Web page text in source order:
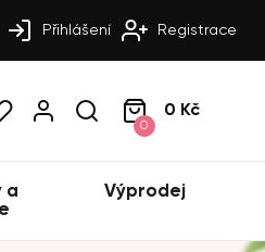
Přihlášení Registrace
0
0 Kč
a
Výprodej